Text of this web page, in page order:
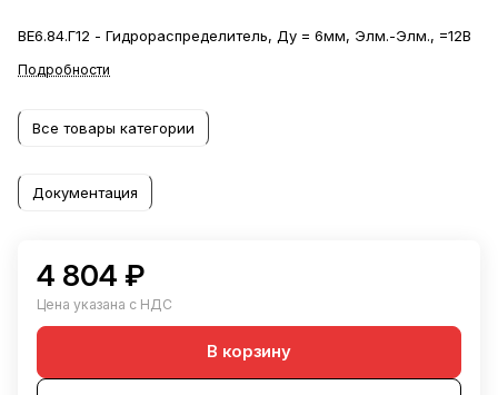
ВЕ6.84.Г12 - Гидрораспределитель, Ду = 6мм, Элм.-Элм., =12В
Подробности
Все товары категории
Документация
4 804 ₽
Цена указана с НДС
В корзину